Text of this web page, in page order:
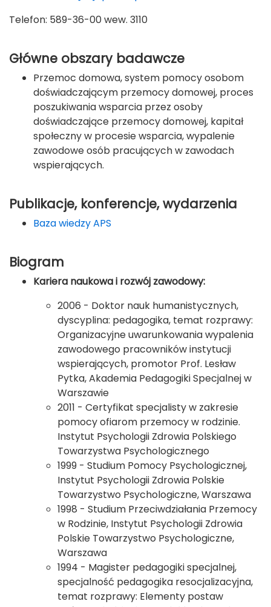
Telefon: 589-36-00 wew. 3110
Główne obszary badawcze
Przemoc domowa, system pomocy osobom
doświadczającym przemocy domowej, proces
poszukiwania wsparcia przez osoby
doświadczające przemocy domowej, kapitał
społeczny w procesie wsparcia, wypalenie
zawodowe osób pracujących w zawodach
wspierających.
Publikacje, konferencje, wydarzenia
Baza wiedzy APS
Biogram
Kariera naukowa i rozwój zawodowy:
2006 - Doktor nauk humanistycznych,
dyscyplina: pedagogika, temat rozprawy:
Organizacyjne uwarunkowania wypalenia
zawodowego pracowników instytucji
wspierających, promotor Prof. Lesław
Pytka, Akademia Pedagogiki Specjalnej w
Warszawie
2011 - Certyfikat specjalisty w zakresie
pomocy ofiarom przemocy w rodzinie.
Instytut Psychologii Zdrowia Polskiego
Towarzystwa Psychologicznego
1999 - Studium Pomocy Psychologicznej,
Instytut Psychologii Zdrowia Polskie
Towarzystwo Psychologiczne, Warszawa
1998 - Studium Przeciwdziałania Przemocy
w Rodzinie, Instytut Psychologii Zdrowia
Polskie Towarzystwo Psychologiczne,
Warszawa
1994 - Magister pedagogiki specjalnej,
specjalność pedagogika resocjalizacyjna,
temat rozprawy: Elementy postaw